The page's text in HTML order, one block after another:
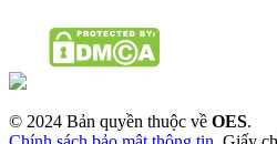
© 2024 Bản quyền thuộc về OES.